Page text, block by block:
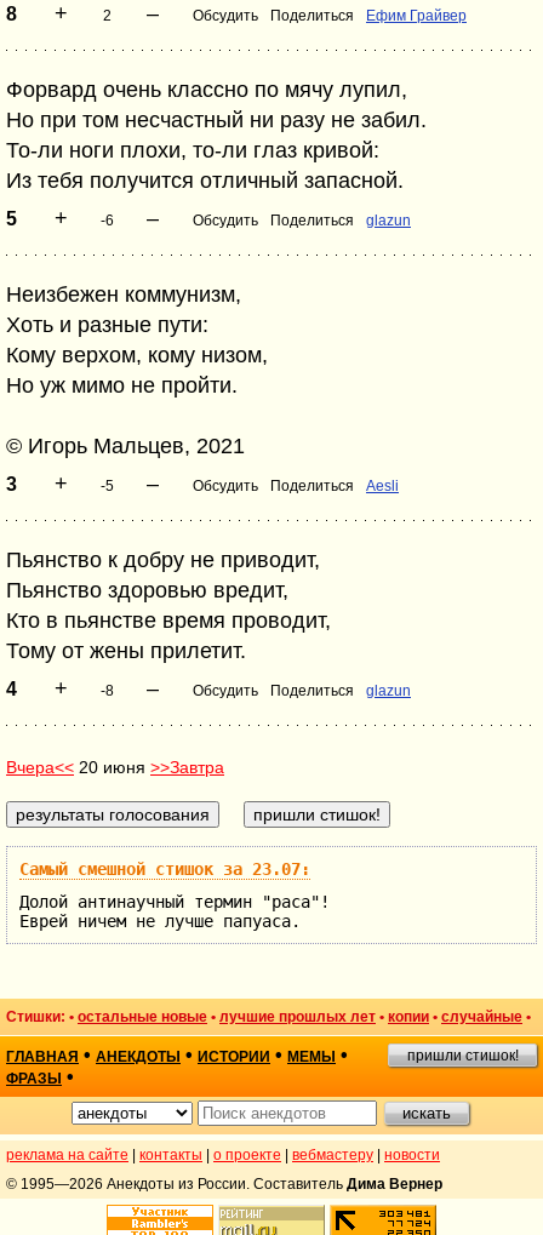
8 + 2 – Обсудить Поделиться Ефим Грайвер
Форвард очень классно по мячу лупил,
Но при том несчастный ни разу не забил.
То-ли ноги плохи, то-ли глаз кривой:
Из тебя получится отличный запасной.
5 + -6 – Обсудить Поделиться glazun
Неизбежен коммунизм,
Хоть и разные пути:
Кому верхом, кому низом,
Но уж мимо не пройти.
© Игорь Мальцев, 2021
3 + -5 – Обсудить Поделиться Aesli
Пьянство к добру не приводит,
Пьянство здоровью вредит,
Кто в пьянстве время проводит,
Тому от жены прилетит.
4 + -8 – Обсудить Поделиться glazun
Вчера<< 20 июня >>Завтра
Самый смешной стишок за 23.07:
Долой антинаучный термин "раса"!
Еврей ничем не лучше папуаса.
Стишки: • остальные новые • лучшие прошлых лет • копии • случайные •
ГЛАВНАЯ • АНЕКДОТЫ • ИСТОРИИ • МЕМЫ •
ФРАЗЫ •
пришли стишок!
реклама на сайте контакты о проекте вебмастеру
новости
© 1995—2026 Анекдоты из России. Составитель Дима Вернер